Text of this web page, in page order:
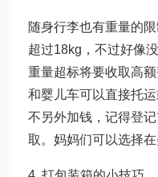
随身行李也有重量的
超过18kg，不过好像
重量超标将要收取高
和婴儿车可以直接托
不另外加钱，记得登
取。妈妈们可以选择